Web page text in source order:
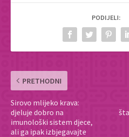
PODIJELI:
PRETHODNI
Sirovo mlijeko krava:
djeluje dobro na
imunološki sistem djece,
ali ga ipak izbjegavajte